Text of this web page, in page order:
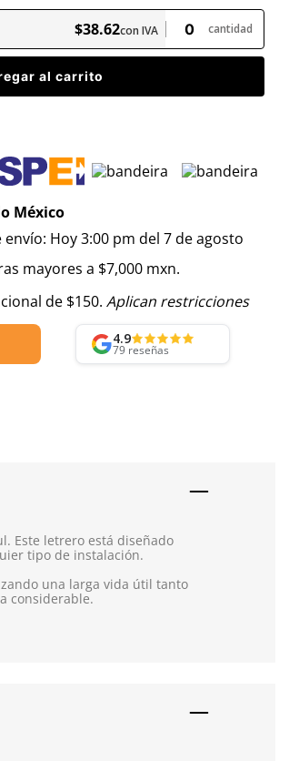
$38.62con IVA cantidad
al carrito
México
Hoy 3:00 pm del 7 de agosto
mayores a $7,000 mxn.
de $150. Aplican restricciones
4.9
79 reseñas
Este letrero está diseñado
tipo de instalación.
una larga vida útil tanto
considerable.